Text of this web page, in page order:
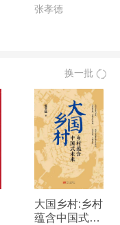
来
张孝德
换一批
大国乡村:乡村
蕴含中国式未